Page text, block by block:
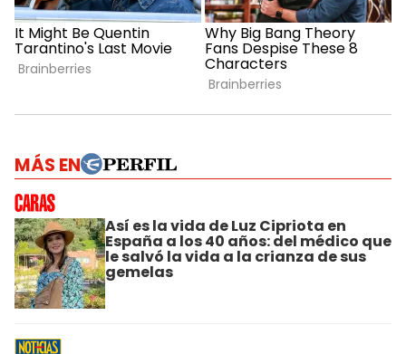
MÁS EN
Así es la vida de Luz Cipriota en
España a los 40 años: del médico que
le salvó la vida a la crianza de sus
gemelas